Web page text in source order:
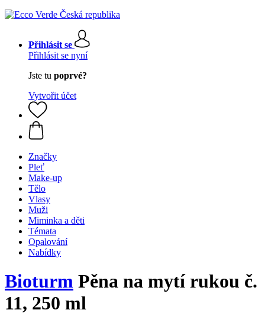
Přihlásit se
Přihlásit se nyní
Jste tu poprvé?
Vytvořit účet
Značky
Pleť
Make-up
Tělo
Vlasy
Muži
Miminka a děti
Témata
Opalování
Nabídky
Bioturm Pěna na mytí rukou č.
11, 250 ml